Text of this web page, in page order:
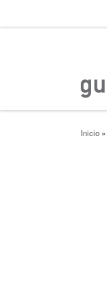
Inicio »